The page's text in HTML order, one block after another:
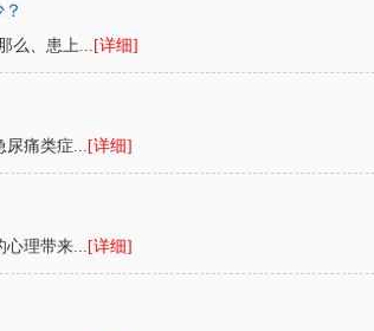
么、患上... [详细]
尿痛类症... [详细]
心理带来... [详细]